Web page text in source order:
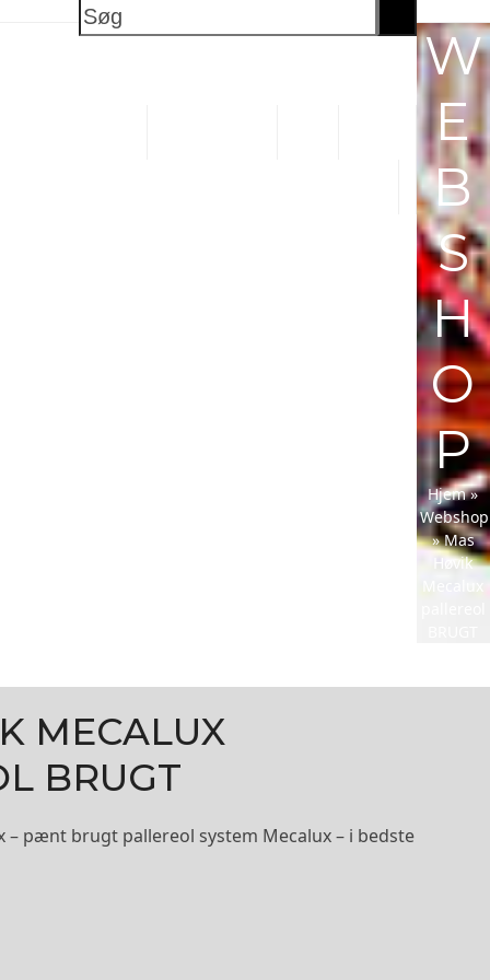
Søg
W
E
B
S
H
O
P
Hjem»
Webshop
»Mas
Høvik
Mecalux
MECALUX
BRUGT
– pænt brugt pallereol system Mecalux – i bedste